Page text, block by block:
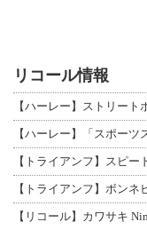
リコール情報
【ハーレー】ストリー
【トライアンフ】スピ
【リコール】カワサキ